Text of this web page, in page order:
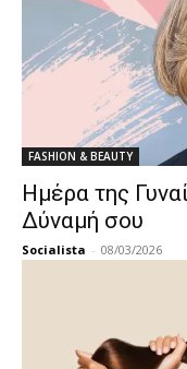
FASHION & BEAUTY
Ημέρα της
Δύναμή σου
Socialista - 08/03/2026